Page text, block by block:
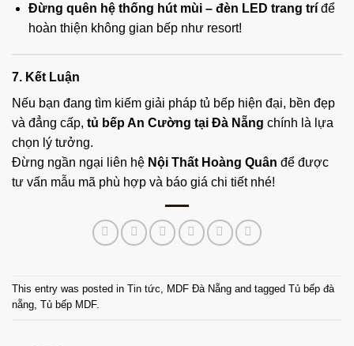
Đừng quên hệ thống hút mùi – đèn LED trang tríđể
hoàn thiện không gian bếp như resort!
7. Kết Luận
Nếu bạn đang tìm kiếm giải pháp tủ bếp hiện đại, bền đẹp
và đẳng cấp, tủ bếp An Cường tại Đà Nẵng chính là lựa
chọn lý tưởng.
Đừng ngần ngại liên hệ Nội Thất Hoàng Quân để được
tư vấn mẫu mã phù hợp và báo giá chi tiết nhé!
This entry was posted in Tin tức MDF Đà Nẵng and tagged Tủ bếp đà
nẵng Tủ bếp MDF.